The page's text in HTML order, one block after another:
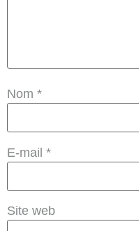
Nom *
E-mail *
Site web